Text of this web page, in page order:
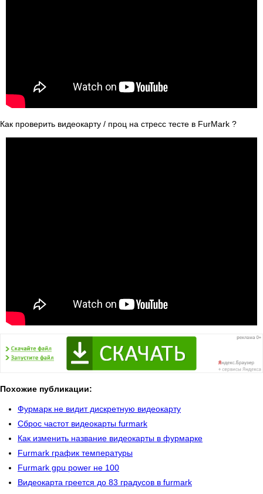
Как проверить видеокарту / проц на стресс тесте в FurMark ?
Похожие публикации:
Фурмарк не видит дискретную видеокарту
Сброс частот видеокарты furmark
Как изменить название видеокарты в фурмарке
Furmark график температуры
Furmark gpu power не 100
Видеокарта греется до 83 градусов в furmark